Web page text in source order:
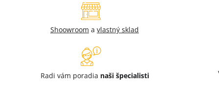
Shoowroom a vlastný sklad
Radi vám poradia naši špecialisti